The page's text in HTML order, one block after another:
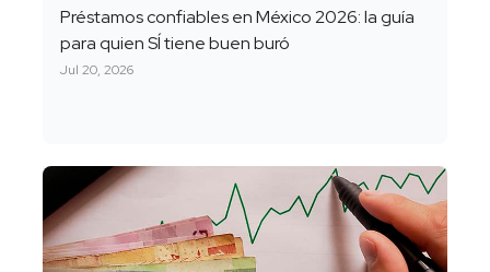
Préstamos confiables en México 2026: la guía
para quien SÍ tiene buen buró
Jul 20, 2026